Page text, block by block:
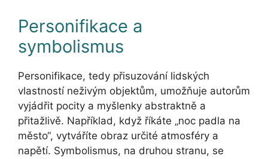
Personifikace a
symbolismus
Personifikace, tedy přisuzování lidských
vlastností neživým objektům, umožňuje autorům
vyjádřit pocity a myšlenky abstraktně a
přitažlivě. Například, když říkáte „noc padla na
město“, vytváříte obraz určité atmosféry a
napětí. Symbolismus, na druhou stranu, se